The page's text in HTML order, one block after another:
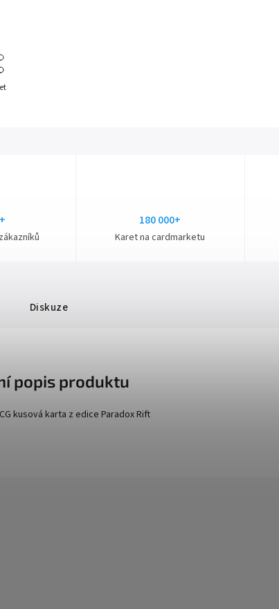
180 000+
Karet na cardmarketu
Diskuze
popis produktu
kusová karta z ediceParadox Rift